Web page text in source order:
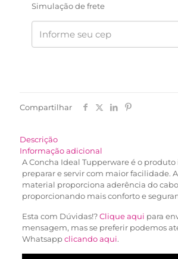
Simulação de frete
Compartilhar
Descrição
Informação adicional
A Concha Ideal Tupperware é o produto
preparar e servir com maior facilidade.
material proporciona aderência do cabo
proporcionando mais conforto e
Esta com Dúvidas!?Clique aqui para
mensagem, mas se preferir podemos
Whatsappclicando aqui.